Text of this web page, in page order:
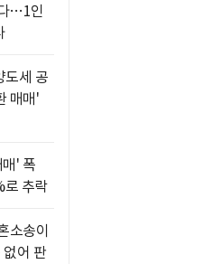
…1인
도세 공
매매'
' 폭
추락
소송이
어 판